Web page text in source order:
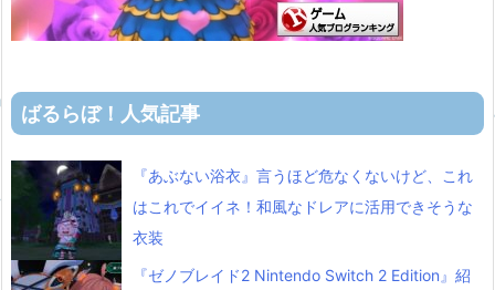
ばるらぼ！人気記事
『あぶない浴衣』言うほど危なくないけど、これ
はこれでイイネ！和風なドレアに活用できそうな
衣装
『ゼノブレイド2 Nintendo Switch 2 Edition』紹